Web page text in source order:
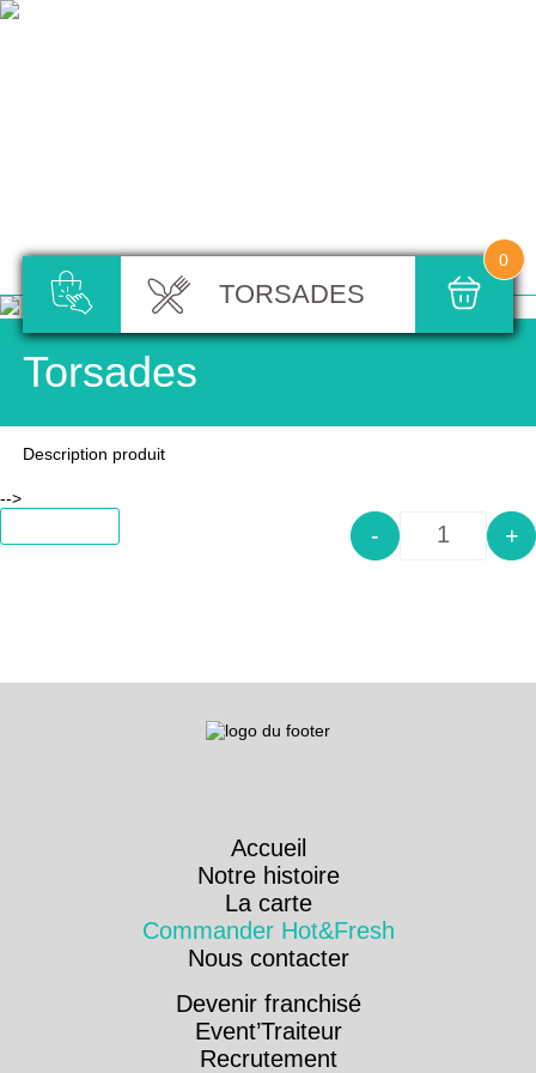
TORSADES
0
Torsades
Description produit
-->
Quantity
- +
Accueil
Notre histoire
La carte
Commander Hot&Fresh
Nous contacter
Devenir franchisé
Event’Traiteur
Recrutement